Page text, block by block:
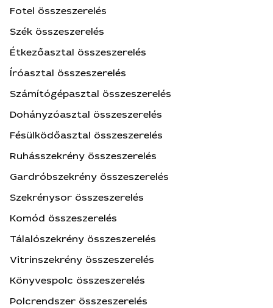
Fotel összeszerelés
Szék összeszerelés
Étkezőasztal összeszerelés
Íróasztal összeszerelés
Számítógépasztal összeszerelés
Dohányzóasztal összeszerelés
Fésülködőasztal összeszerelés
Ruhásszekrény összeszerelés
Gardróbszekrény összeszerelés
Szekrénysor összeszerelés
Komód összeszerelés
Tálalószekrény összeszerelés
Vitrinszekrény összeszerelés
Könyvespolc összeszerelés
Polcrendszer összeszerelés